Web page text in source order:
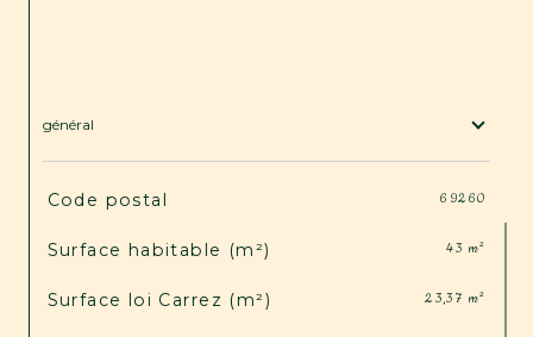
général
TRAD_SIROCCO_Caracteristique
Code postal 69260
Surface habitable (m²) 43 m²
Surface loi Carrez (m²) 23,37 m²